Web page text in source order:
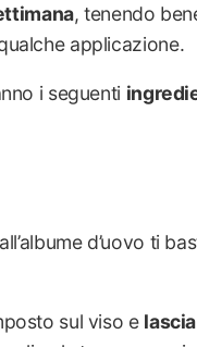
, tenendo
applicazione.
i seguenti
d’uovo ti
sul viso e